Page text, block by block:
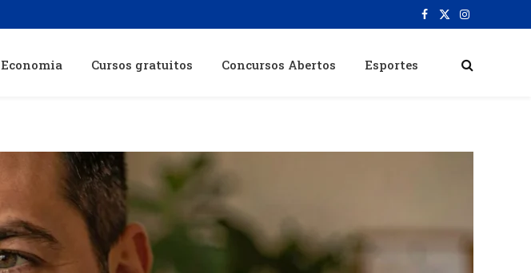
Facebook
X
Instagram
Economia Cursos gratuitos Concursos Abertos Esportes